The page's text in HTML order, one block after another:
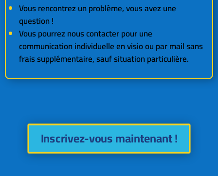
Vous rencontrez un problème, vous avez une
question !
Vous pourrez nous contacter pour une
communication individuelle en visio ou par mail sans
frais supplémentaire, sauf situation particulière.
Inscrivez-vous maintenant !